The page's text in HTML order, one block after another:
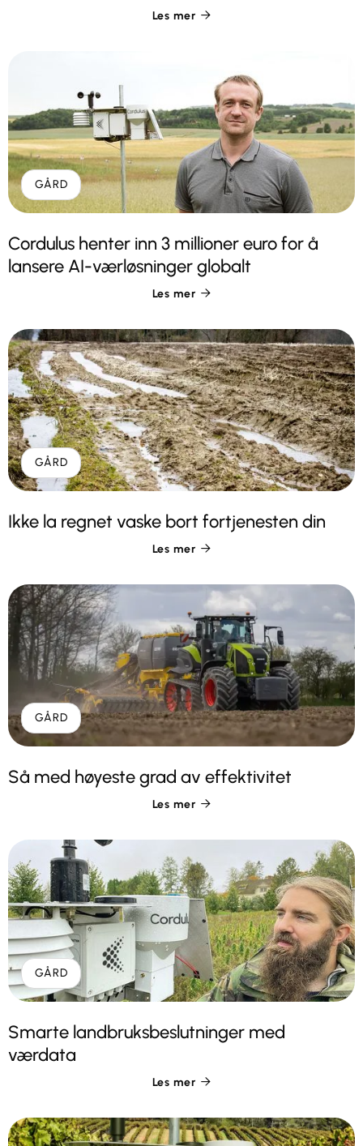
Les mer 
GÅRD
Cordulus henter inn 3 millioner euro for å
lansere AI-værløsninger globalt
Les mer 
GÅRD
Ikke la regnet vaske bort fortjenesten din
Les mer 
GÅRD
Så med høyeste grad av effektivitet
Les mer 
GÅRD
Smarte landbruksbeslutninger med
værdata
Les mer 